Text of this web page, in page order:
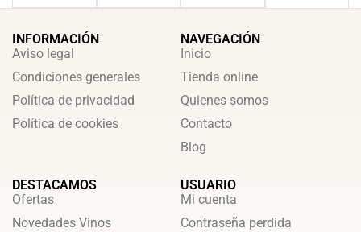
INFORMACIÓN
Aviso legal
Condiciones generales
Política de privacidad
Política de cookies
NAVEGACIÓN
Inicio
Tienda online
Quienes somos
Contacto
Blog
DESTACAMOS
Ofertas
Novedades Vinos
USUARIO
Mi cuenta
Contraseña perdida